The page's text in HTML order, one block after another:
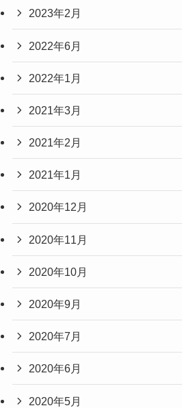
2023年2月
2022年6月
2022年1月
2021年3月
2021年2月
2021年1月
2020年12月
2020年11月
2020年10月
2020年9月
2020年7月
2020年6月
2020年5月